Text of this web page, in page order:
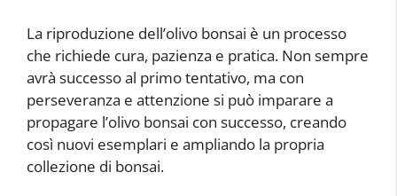
La riproduzione dell’olivo bonsai è un processo
che richiede cura, pazienza e pratica. Non sempre
avrà successo al primo tentativo, ma con
perseveranza e attenzione si può imparare a
propagare l’olivo bonsai con successo, creando
così nuovi esemplari e ampliando la propria
collezione di bonsai.